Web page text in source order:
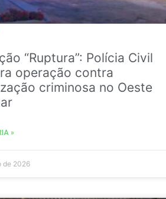
“Ruptura”: Polícia Civil
operação contra
criminosa no Oeste
»
de 2026